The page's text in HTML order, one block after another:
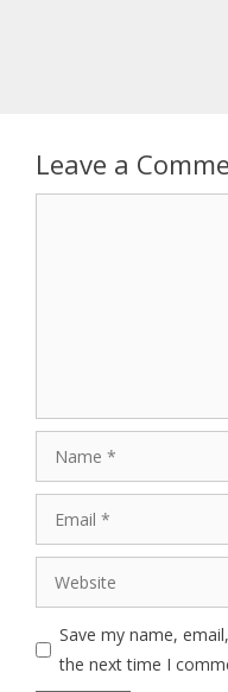
Leave a
Website
Save my name,
the next time I